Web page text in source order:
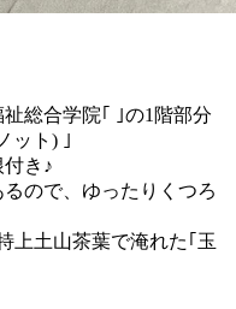
総合学院｢ ｣の1階部分
ット) ｣
き♪
ので、ゆったりくつろ
上土山茶葉で淹れた｢玉